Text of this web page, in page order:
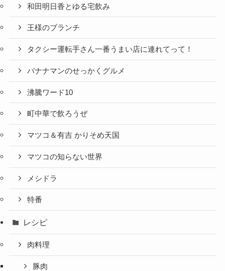
和田明日香とゆる宅飲み
王様のブランチ
タクシー運転手さん一番うまい店に連れてって！
バナナマンのせっかくグルメ
沸騰ワード10
町中華で飲ろうぜ
マツコ＆有吉 かりそめ天国
マツコの知らない世界
メシドラ
特番
レシピ
肉料理
豚肉